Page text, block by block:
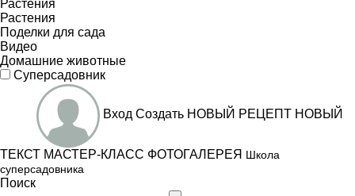
Растения
Растения
Поделки для сада
Видео
Домашние животные
Суперсадовник
Вход Создать НОВЫЙ РЕЦЕПТ НОВЫЙ
ТЕКСТ МАСТЕР-КЛАСС ФОТОГАЛЕРЕЯ Школа
суперсадовника
Поиск